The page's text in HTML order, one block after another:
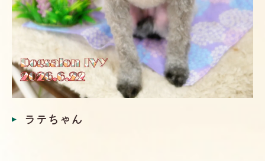
ラテちゃん